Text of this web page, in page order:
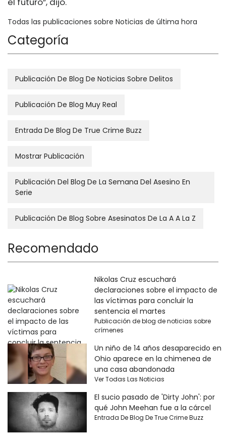
Todas las publicaciones sobre Noticias de última hora
Categoría
Publicación De Blog De Noticias Sobre Delitos
Publicación De Blog Muy Real
Entrada De Blog De True Crime Buzz
Mostrar Publicación
Publicación Del Blog De La Semana Del Asesino En
Serie
Publicación De Blog Sobre Asesinatos De La A A La Z
Recomendado
Nikolas Cruz escuchará
declaraciones sobre el impacto de
las víctimas para concluir la
sentencia el martes
Publicación de blog de noticias sobre
crímenes
Un niño de 14 años desaparecido en
Ohio aparece en la chimenea de
una casa abandonada
Ver Todas Las Noticias
El sucio pasado de 'Dirty John': por
qué John Meehan fue a la cárcel
Entrada De Blog De True Crime Buzz